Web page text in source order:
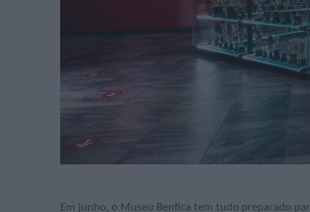
Em junho, o Museu Benfica tem tudo preparado